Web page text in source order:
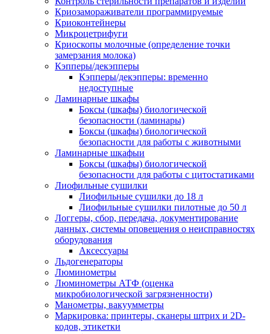
Криозамораживатели программируемые
Криоконтейнеры
Микроцетрифуги
Криоскопы молочные (определение точки
замерзания молока)
Кэпперы/декэпперы
Кэпперы/декэпперы: временно
недоступные
Ламинарные шкафы
Боксы (шкафы) биологической
безопасности (ламинары)
Боксы (шкафы) биологической
безопасности для работы с животными
Ламинарные шкафыи
Боксы (шкафы) биологической
безопасности для работы с цитостатиками
Лиофильные сушилки
Лиофильные сушилки до 18 л
Лиофильные сушилки пилотные до 50 л
Логгеры, сбор, передача, документирование
данных, системы оповещения о неисправностях
оборудования
Аксессуары
Льдогенераторы
Люминометры
Люминометры АТФ (оценка
микробиологической загрязненности)
Манометры, вакуумметры
Маркировка: принтеры, сканеры штрих и 2D-
кодов, этикетки